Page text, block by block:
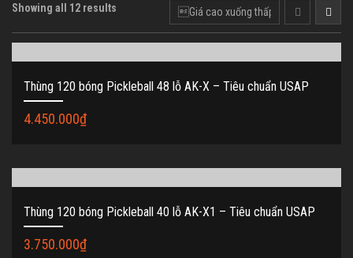
Showing all 12 results
Thùng 120 bóng Pickleball 48 lỗ AK-X – Tiêu chuẩn USAP
4.450.000₫
Thùng 120 bóng Pickleball 40 lỗ AK-X1 – Tiêu chuẩn USAP
3.750.000₫